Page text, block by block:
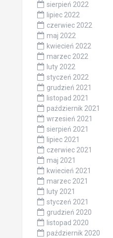
sierpień 2022
lipiec 2022
czerwiec 2022
maj 2022
kwiecień 2022
marzec 2022
luty 2022
styczeń 2022
grudzień 2021
listopad 2021
październik 2021
wrzesień 2021
sierpień 2021
lipiec 2021
czerwiec 2021
maj 2021
kwiecień 2021
marzec 2021
luty 2021
styczeń 2021
grudzień 2020
listopad 2020
październik 2020